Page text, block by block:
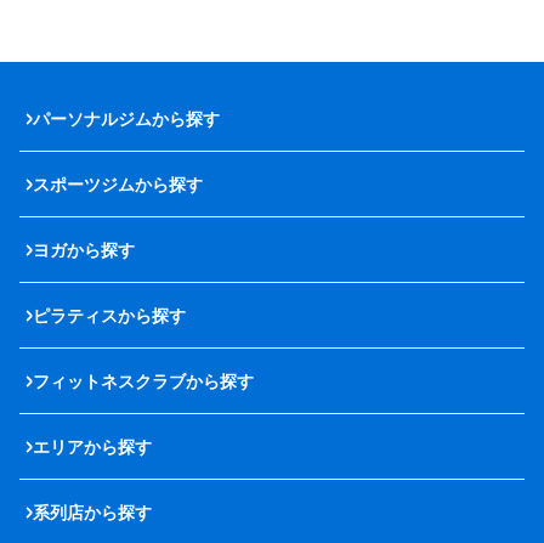
パーソナルジムから探す
スポーツジムから探す
ヨガから探す
ピラティスから探す
フィットネスクラブから探す
エリアから探す
系列店から探す